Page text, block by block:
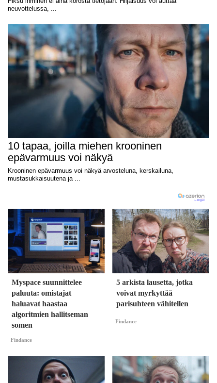
Myspace suunnittelee
paluuta: omistajat
haluavat haastaa
algoritmien hallitseman
somen
Findance
5 arkista lausetta, jotka
voivat myrkyttää
parisuhteen vähitellen
Findance